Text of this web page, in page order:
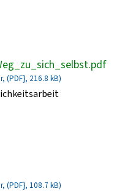
(PDF}, 216.8 kB)
(PDF}, 108.7 kB)